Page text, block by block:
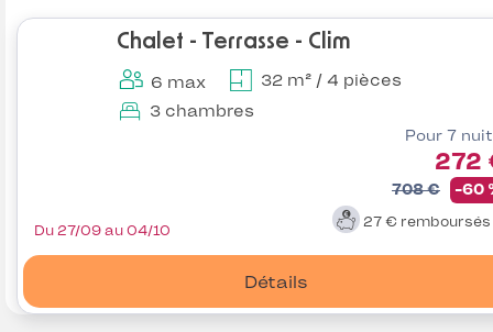
Chalet - Terrasse - Clim
6 max
32 m² / 4 pièces
3 chambres
Pour 7
272
708 € -60
27 € remboursés
Détails
Du 27/09 au 04/10